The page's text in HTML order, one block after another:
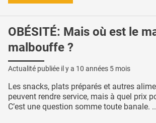
OBÉSITÉ: Mais où est le
malbouffe ?
Actualité publiée il y a 10 années 5 mois
Les snacks, plats préparés et autres
peuvent rendre service, mais à quel prix
C’est une question somme toute banale.